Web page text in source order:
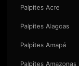
Palpites Acre
Palpites Alagoas
Palpites Amapá
Palpites Amazonas